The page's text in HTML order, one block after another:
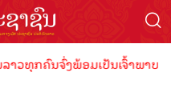
ທຸກຄົນຈົ່ງພ້ອມເປັນເຈົ້າພາບທີ່